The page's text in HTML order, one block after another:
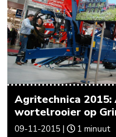
Agritechnica
wortelrooier op
09-11-2015 | 1 minuut